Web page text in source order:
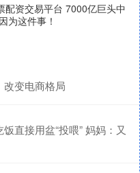
配资交易平台 7000亿巨头中
为这件事！
改变电商格局
直接用盆“投喂” 妈妈：又